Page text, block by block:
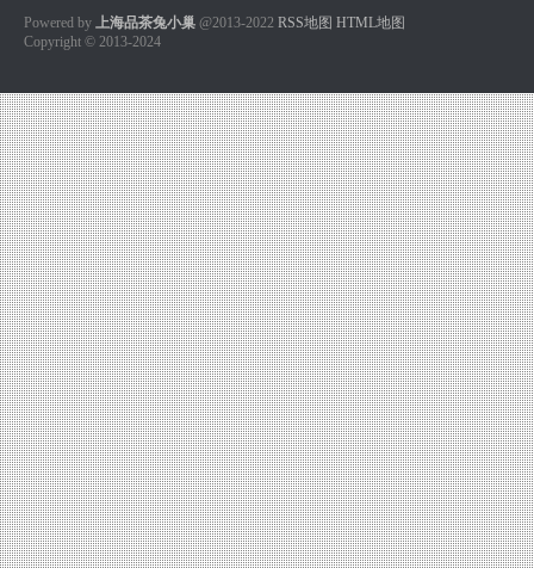
Powered by 上海品茶兔小巢 @2013-2022 RSS地图 HTML地图
Copyright © 2013-2024